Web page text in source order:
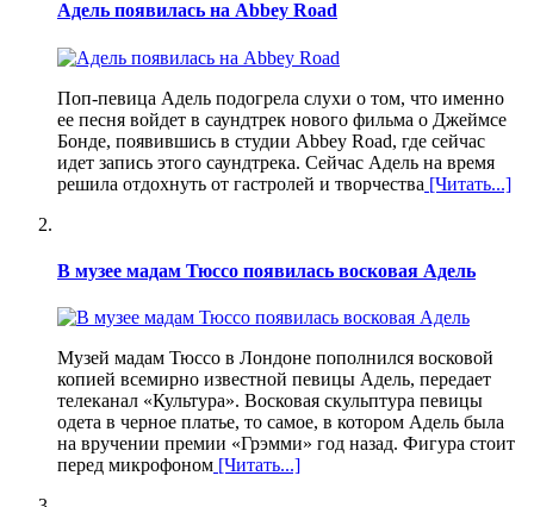
Адель появилась на Abbey Road
Поп-певица Адель подогрела слухи о том, что именно
ее песня войдет в саундтрек нового фильма о Джеймсе
Бонде, появившись в студии Abbey Road, где сейчас
идет запись этого саундтрека. Сейчас Адель на время
решила отдохнуть от гастролей и творчества [Читать...]
В музее мадам Тюссо появилась восковая Адель
Музей мадам Тюссо в Лондоне пополнился восковой
копией всемирно известной певицы Адель, передает
телеканал «Культура». Восковая скульптура певицы
одета в черное платье, то самое, в котором Адель была
на вручении премии «Грэмми» год назад. Фигура стоит
перед микрофоном [Читать...]